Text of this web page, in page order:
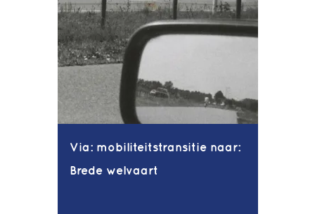
Via: mobiliteitstransitie naar:
Brede welvaart